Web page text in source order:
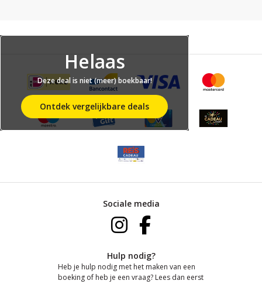
Helaas
Deze deal is niet (meer) boekbaar!
Ontdek vergelijkbare deals
Sociale media
Hulp nodig?
Heb je hulp nodig met het maken van een
boeking of heb je een vraag? Lees dan eerst